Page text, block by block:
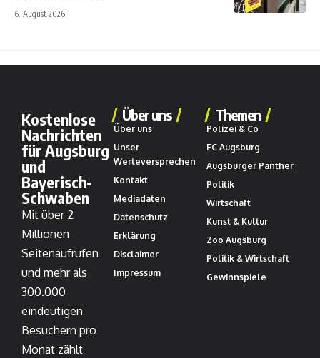
6. August 2026
Kostenlose
Nachrichten
für Augsburg
und
Bayerisch-
Schwaben
Mit über 2
Millionen
Seitenaufrufen
und mehr als
300.000
eindeutigen
Besuchern pro
Monat zählt
Über uns
Über uns
Unser
Werteversprechen
Kontakt
Mediadaten
Datenschutz
Erklärung
Disclaimer
Impressum
Themen
Polizei & Co
FC Augsburg
Augsburger Panther
Politik
Wirtschaft
Kunst & Kultur
Zoo Augsburg
Politik & Wirtschaft
Gewinnspiele